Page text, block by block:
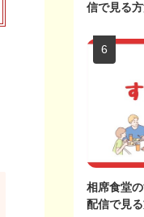
信で見る
相席食堂
配信で見